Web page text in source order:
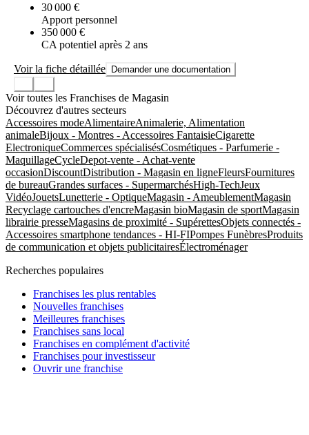
30 000 €
Apport personnel
350 000 €
CA potentiel après 2 ans
Voir la fiche détaillée Demander une documentation
Voir toutes les Franchises de Magasin
Découvrez d'autres secteurs
Accessoires modeAlimentaireAnimalerie, Alimentation
animaleBijoux - Montres - Accessoires FantaisieCigarette
ElectroniqueCommerces spécialisésCosmétiques - Parfumerie -
MaquillageCycleDepot-vente - Achat-vente
occasionDiscountDistribution - Magasin en ligneFleursFournitures
de bureauGrandes surfaces - SupermarchésHigh-TechJeux
VidéoJouetsLunetterie - OptiqueMagasin - AmeublementMagasin
Recyclage cartouches d'encreMagasin bioMagasin de sportMagasin
librairie presseMagasins de proximité - SupérettesObjets connectés -
Accessoires smartphone tendances - HI-FIPompes FunèbresProduits
de communication et objets publicitairesÉlectroménager
Recherches populaires
Franchises les plus rentables
Nouvelles franchises
Meilleures franchises
Franchises sans local
Franchises en complément d'activité
Franchises pour investisseur
Ouvrir une franchise